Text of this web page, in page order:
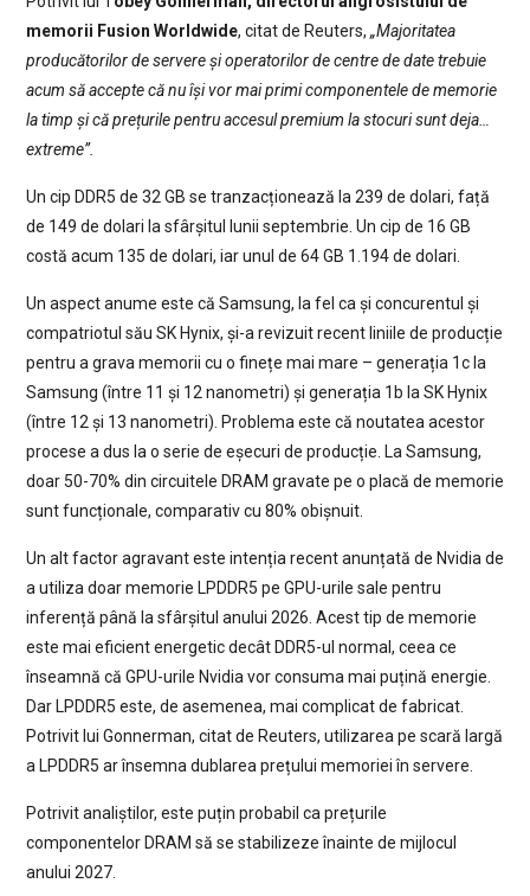
memorii Fusion Worldwide, citat de Reuters, „Majoritatea
producătorilor de servere și operatorilor de centre de date trebuie
acum să accepte că nu își vor mai primi componentele de memorie
la timp și că prețurile pentru accesul premium la stocuri sunt deja…
extreme”.
Un cip DDR5 de 32 GB se tranzacționează la 239 de dolari, față
de 149 de dolari la sfârșitul lunii septembrie. Un cip de 16 GB
costă acum 135 de dolari, iar unul de 64 GB 1.194 de dolari.
Un aspect anume este că Samsung, la fel ca și concurentul și
compatriotul său SK Hynix, și-a revizuit recent liniile de producție
pentru a grava memorii cu o finețe mai mare – generația 1c la
Samsung (între 11 și 12 nanometri) și generația 1b la SK Hynix
(între 12 și 13 nanometri). Problema este că noutatea acestor
procese a dus la o serie de eșecuri de producție. La Samsung,
doar 50-70% din circuitele DRAM gravate pe o placă de memorie
sunt funcționale, comparativ cu 80% obișnuit.
Un alt factor agravant este intenția recent anunțată de Nvidia de
a utiliza doar memorie LPDDR5 pe GPU-urile sale pentru
inferență până la sfârșitul anului 2026. Acest tip de memorie
este mai eficient energetic decât DDR5-ul normal, ceea ce
înseamnă că GPU-urile Nvidia vor consuma mai puțină energie.
Dar LPDDR5 este, de asemenea, mai complicat de fabricat.
Potrivit lui Gonnerman, citat de Reuters, utilizarea pe scară largă
a LPDDR5 ar însemna dublarea prețului memoriei în servere.
Potrivit analiștilor, este puțin probabil ca prețurile
componentelor DRAM să se stabilizeze înainte de mijlocul
anului 2027.